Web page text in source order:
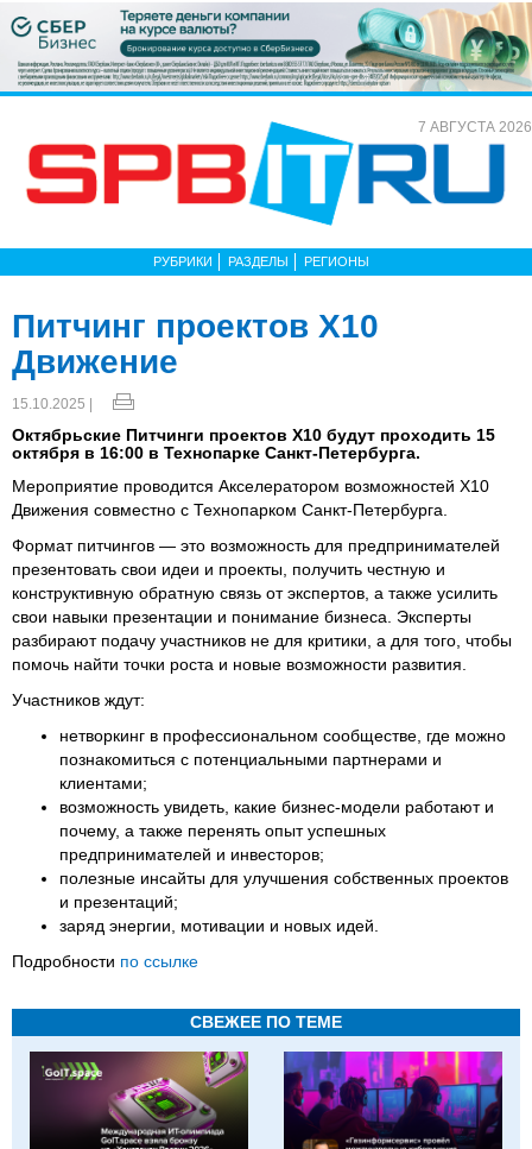
7 АВГУСТА 2026
РУБРИКИ РАЗДЕЛЫ РЕГИОНЫ
Питчинг проектов Х10
Движение
15.10.2025 |
Октябрьские Питчинги проектов Х10 будут проходить 15
октября в 16:00 в Технопарке Санкт-Петербурга.
Мероприятие проводится Акселератором возможностей Х10
Движения совместно с Технопарком Санкт-Петербурга.
Формат питчингов — это возможность для предпринимателей
презентовать свои идеи и проекты, получить честную и
конструктивную обратную связь от экспертов, а также усилить
свои навыки презентации и понимание бизнеса. Эксперты
разбирают подачу участников не для критики, а для того, чтобы
помочь найти точки роста и новые возможности развития.
Участников ждут:
нетворкинг в профессиональном сообществе, где можно
познакомиться с потенциальными партнерами и
клиентами;
возможность увидеть, какие бизнес-модели работают и
почему, а также перенять опыт успешных
предпринимателей и инвесторов;
полезные инсайты для улучшения собственных проектов
и презентаций;
заряд энергии, мотивации и новых идей.
Подробности по ссылке
СВЕЖЕЕ ПО ТЕМЕ